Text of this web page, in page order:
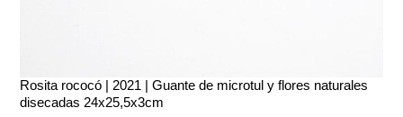
Rosita rococó | 2021 | Guante de microtul y flores naturales
disecadas 24x25,5x3cm